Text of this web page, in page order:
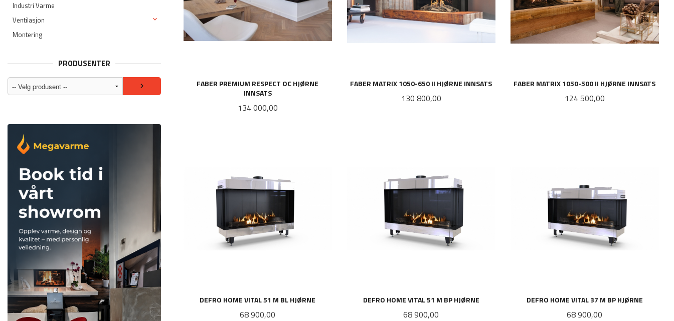
FABER PREMIUM RESPECT OC HJØRNE
INNSATS
Pris
134 000,00
FABER MATRIX 1050-650 II HJØRNE INNSATS
Pris
130 800,00
FABER MATRIX 1050-500 II HJØRNE INNSATS
Pris
124 500,00
DEFRO HOME VITAL 51 M BL HJØRNE
Pris
68 900,00
DEFRO HOME VITAL 51 M BP HJØRNE
Pris
68 900,00
DEFRO HOME VITAL 37 M BP HJØRNE
Pris
68 900,00
Industri Varme
Ventilasjon
Montering
PRODUSENTER